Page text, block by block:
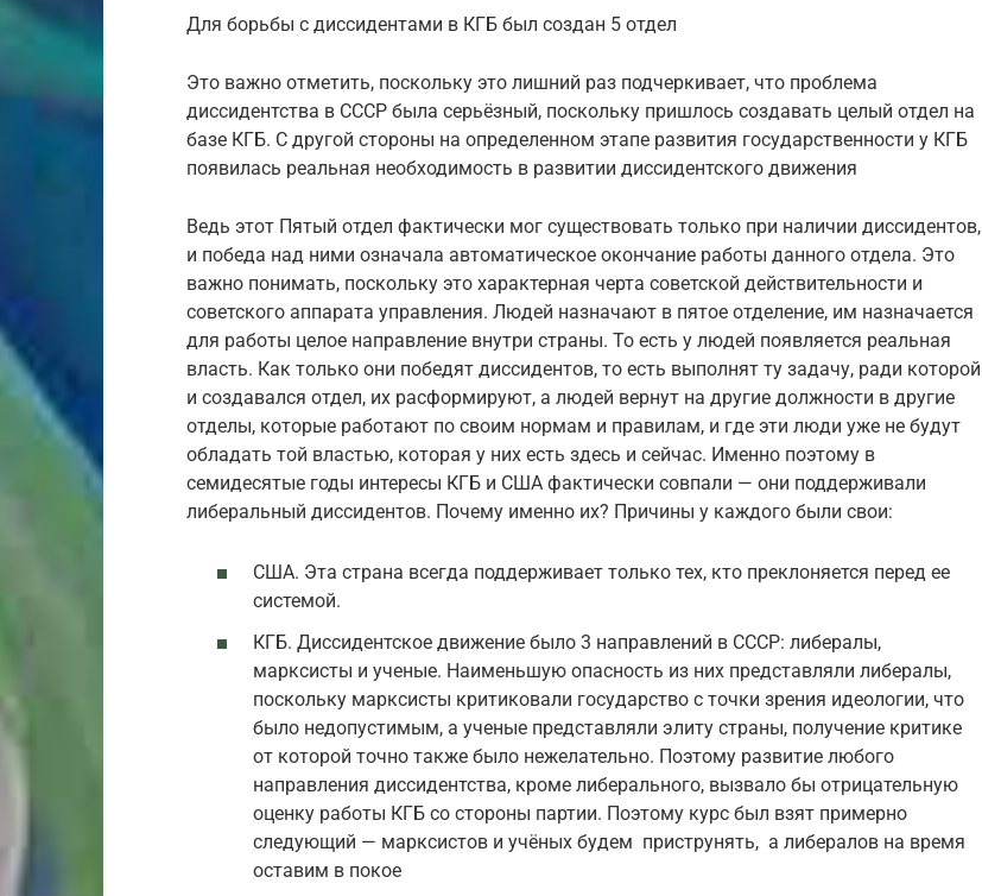
Для борьбы с диссидентами в КГБ был создан 5 отдел
Это важно отметить, поскольку это лишний раз подчеркивает, что проблема
диссидентства в СССР была серьёзный, поскольку пришлось создавать целый отдел на
базе КГБ. С другой стороны на определенном этапе развития государственности у КГБ
появилась реальная необходимость в развитии диссидентского движения
Ведь этот Пятый отдел фактически мог существовать только при наличии диссидентов,
и победа над ними означала автоматическое окончание работы данного отдела. Это
важно понимать, поскольку это характерная черта советской действительности и
советского аппарата управления. Людей назначают в пятое отделение, им назначается
для работы целое направление внутри страны. То есть у людей появляется реальная
власть. Как только они победят диссидентов, то есть выполнят ту задачу, ради которой
и создавался отдел, их расформируют, а людей вернут на другие должности в другие
отделы, которые работают по своим нормам и правилам, и где эти люди уже не будут
обладать той властью, которая у них есть здесь и сейчас. Именно поэтому в
семидесятые годы интересы КГБ и США фактически совпали — они поддерживали
либеральный диссидентов. Почему именно их? Причины у каждого были свои:
США. Эта страна всегда поддерживает только тех, кто преклоняется перед ее
системой.
КГБ. Диссидентское движение было 3 направлений в СССР: либералы,
марксисты и ученые. Наименьшую опасность из них представляли либералы,
поскольку марксисты критиковали государство с точки зрения идеологии, что
было недопустимым, а ученые представляли элиту страны, получение критике
от которой точно также было нежелательно. Поэтому развитие любого
направления диссидентства, кроме либерального, вызвало бы отрицательную
оценку работы КГБ со стороны партии. Поэтому курс был взят примерно
следующий — марксистов и учёных будем приструнять, а либералов на время
оставим в покое